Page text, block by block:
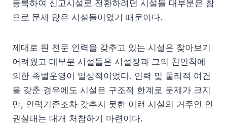
등록하여 신고시설로 전환하려던 시설들 대부분은 참
으로 문제 많은 시설들이었기 때문이다.
제대로 된 전문 인력을 갖추고 있는 시설은 찾아보기
어려웠고 대부분 시설들은 시설장과 그의 친인척에
의한 족벌운영이 일상적이었다. 인력 및 물리적 여건
을 갖춘 경우에도 시설은 구조적 한계로 문제가 크지
만, 인력기준조차 갖추지 못한 이런 시설의 거주인 인
권실태는 대개 처참하기 마련이다.